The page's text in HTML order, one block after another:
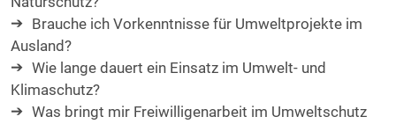
Brauche ich Vorkenntnisse für Umweltprojekte im
Ausland?
Wie lange dauert ein Einsatz im Umwelt- und
Klimaschutz?
Was bringt mir Freiwilligenarbeit im Umweltschutz